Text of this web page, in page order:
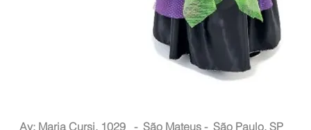
Av: Maria Cursi, 1029 - São Mateus - São Paulo, SP